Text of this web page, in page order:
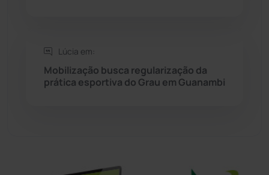
Tanque Novo
Tecnologia (12)
Lúcia em:
Mobilização busca regularização da
prática esportiva do Grau em Guanambi